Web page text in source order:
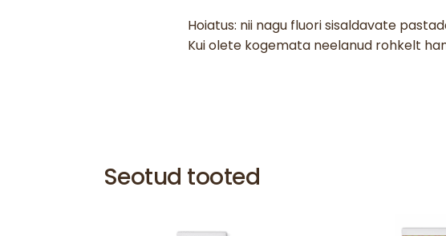
Hoiatus: nii nagu fluori sisaldavate
Kui olete kogemata neelanud rohkelt
Seotud tooted